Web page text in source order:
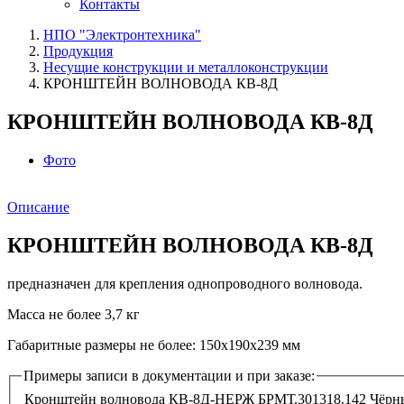
Контакты
НПО "Электронтехника"
Продукция
Несущие конструкции и металлоконструкции
КРОНШТЕЙН ВОЛНОВОДА КВ-8Д
КРОНШТЕЙН ВОЛНОВОДА КВ-8Д
Фото
Описание
КРОНШТЕЙН ВОЛНОВОДА КВ-8Д
предназначен для крепления однопроводного волновода.
Масса не более 3,7 кг
Габаритные размеры не более: 150х190х239 мм
Примеры записи в документации и при заказе:
Кронштейн волновода КВ-8Д-НЕРЖ БРМТ.301318.142